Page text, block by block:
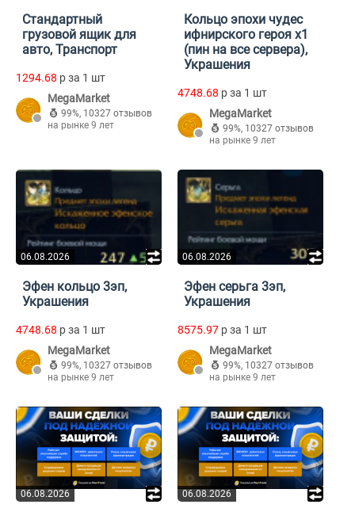
Стандартный
грузовой ящик для
авто, Транспорт
1294.68 p за 1 шт
MegaMarket
99%, 10327 отзывов
на рынке 9 лет
Кольцо эпохи чудес
ифнирского героя х1
(пин на все сервера),
Украшения
4748.68 p за 1 шт
MegaMarket
99%, 10327 отзывов
на рынке 9 лет
06.08.2026
Эфен кольцо 3эп,
Украшения
4748.68 p за 1 шт
MegaMarket
99%, 10327 отзывов
на рынке 9 лет
06.08.2026
Эфен серьга 3эп,
Украшения
8575.97 p за 1 шт
MegaMarket
99%, 10327 отзывов
на рынке 9 лет
06.08.2026 06.08.2026